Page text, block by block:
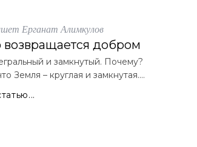
Ерганат Алимкулов
добром
и замкнутый. Почему?
Земля – круглая и замкнутая....